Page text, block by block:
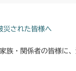
災された皆様へ
・関係者の皆様に